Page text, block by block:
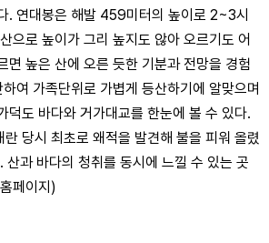
. 연대봉은 해발 459미터의 높이로 2~3시
으로 높이가 그리 높지도 않아 오르기도 어
면 높은 산에 오른 듯한 기분과 전망을 경험
여 가족단위로 가볍게 등산하기에 알맞으며
덕도 바다와 거가대교를 한눈에 볼 수 있다.
당시 최초로 왜적을 발견해 불을 피워 올렸
산과 바다의 청취를 동시에 느낄 수 있는 곳
페이지)